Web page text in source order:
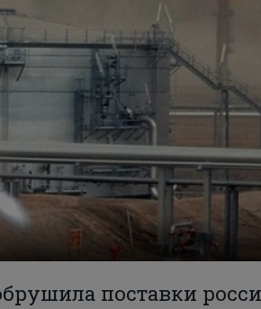
поставки